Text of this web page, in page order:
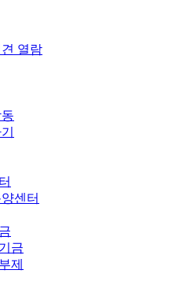
열람
센터
금
제